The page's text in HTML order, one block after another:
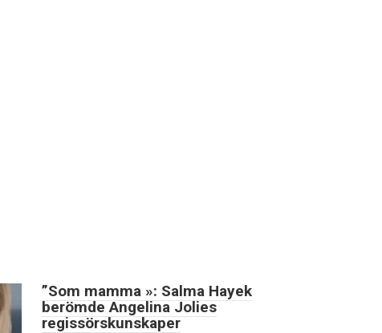
”Som mamma »: Salma Hayek
berömde Angelina Jolies
regissörskunskaper